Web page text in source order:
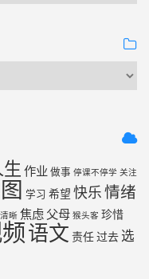
作业 做事 停课不停学 关注
学习 希望 快乐情绪
清晰 焦虑 父母 猴头客 珍惜
语文 责任过去 选